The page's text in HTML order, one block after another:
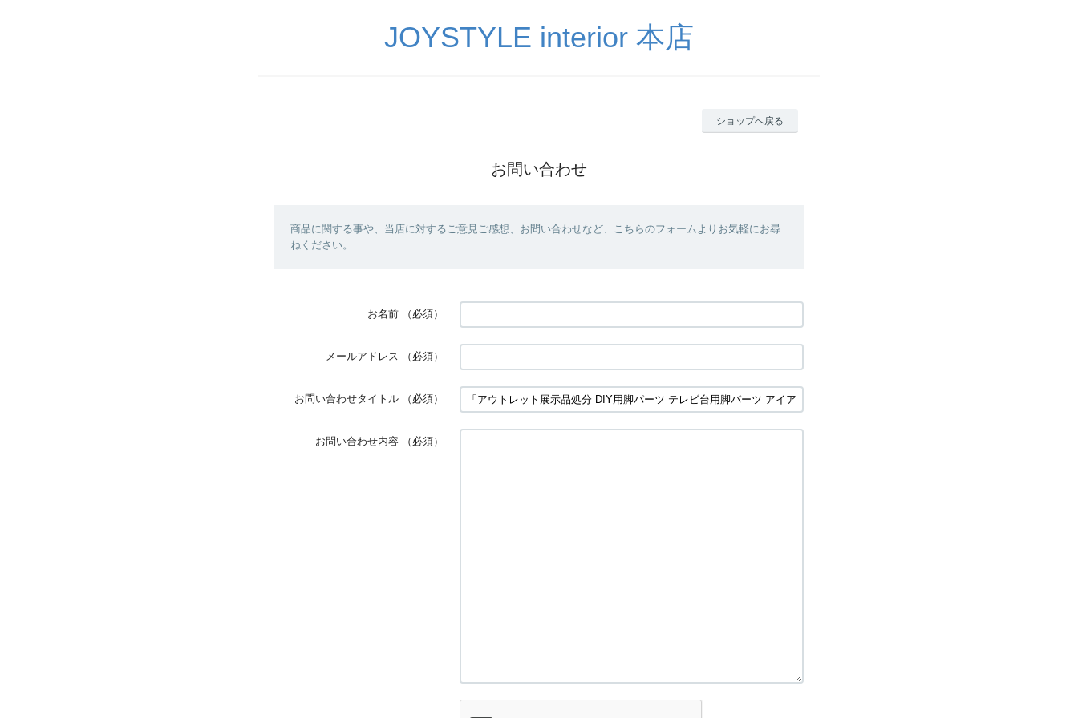
JOYSTYLE interior 本店
ショップへ戻る
お問い合わせ
商品に関する事や、当店に対するご意見ご感想、お問い合わせなど、こちらのフォームよりお気軽にお尋
ねください。
お名前 （必須）
メールアドレス （必須）
お問い合わせタイトル （必須）
お問い合わせ内容 （必須）